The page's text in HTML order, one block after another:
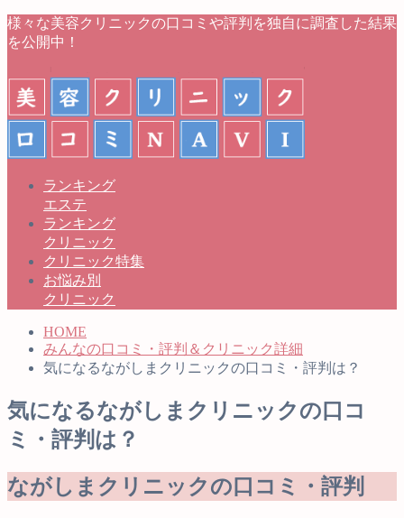
様々な美容クリニックの口コミや評判を独自に調査した結果
を公開中！
ランキング
エステ
ランキング
クリニック
クリニック特集
お悩み別
クリニック
HOME
みんなの口コミ・評判＆クリニック詳細
気になるながしまクリニックの口コミ・評判は？
気になるながしまクリニックの口コ
ミ・評判は？
ながしまクリニックの口コミ・評判